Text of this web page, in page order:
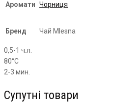
Аромати Чорниця
Бренд Чай Mlesna
0,5-1 ч.л.
80°С
2-3 мин.
Супутні товари